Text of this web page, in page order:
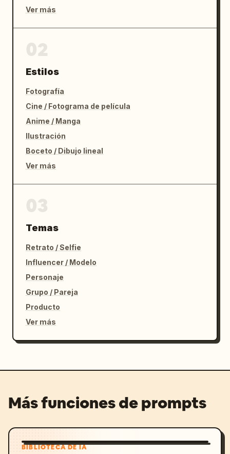
Ver más
Estilos
Fotografía
Cine / Fotograma de película
Anime / Manga
Ilustración
Boceto / Dibujo lineal
Ver más
Temas
Retrato / Selfie
Influencer / Modelo
Personaje
Grupo / Pareja
Producto
Ver más
Más funciones de prompts
BIBLIOTECA DE IA